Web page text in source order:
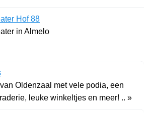
Hof 88
in Almelo
Oldenzaal met vele podia, een
leuke winkeltjes en meer! .. »